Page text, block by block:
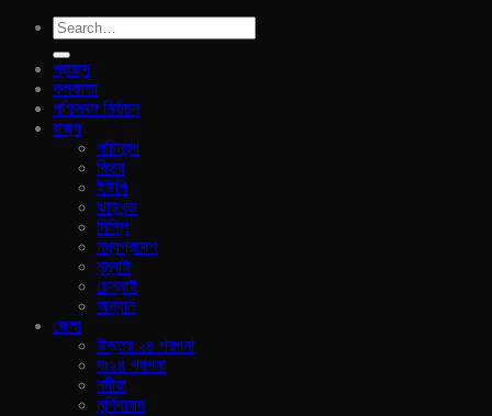
প্রচ্ছদ
কলকাতা
পশ্চিমবঙ্গ নির্বাচন
রাজ‍্য
পচিমবন্গ
বিহার
ইউপি
ঝাড়খন্ড
দিল্লি
মধ্যপ্রদেশ
মুম্বাই
চেন্নাই
অন্যান
জেলা
উত্তর ২৪ পরগনা
দঃ২৪ পরগনা
নদীয়া
মুর্শিদাবাদ